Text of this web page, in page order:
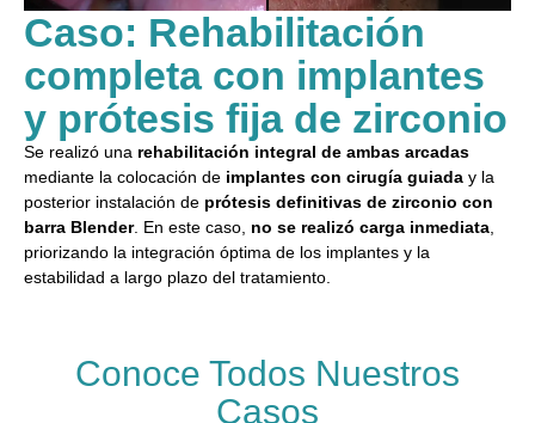
Caso: Rehabilitación
completa con implantes
y prótesis fija de zirconio
Se realizó una rehabilitación integral de ambas arcadas
mediante la colocación de implantes con cirugía guiada y la
posterior instalación de prótesis definitivas de zirconio con
barra Blender. En este caso, no se realizó carga inmediata
priorizando la integración óptima de los implantes y la
estabilidad a largo plazo del tratamiento.
Conoce Todos Nuestros
Casos